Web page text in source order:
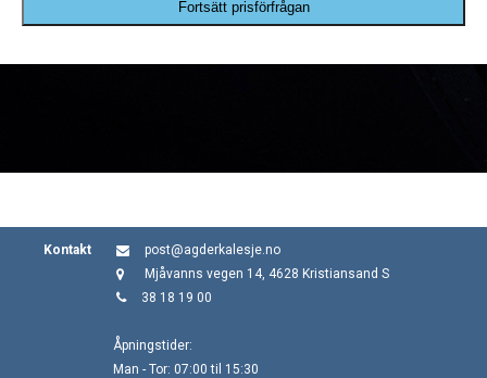
Fortsätt prisförfrågan
Kontakt
post@agderkalesje.no
Mjåvanns vegen 14, 4628 Kristiansand S
38 18 19 00
Åpningstider:
Man - Tor: 07:00 til 15:30